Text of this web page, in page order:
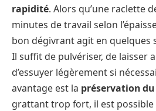
rapidité. Alors qu’une raclette
minutes de travail selon
bon dégivrant agit en quelques
Il suffit de pulvériser, de laisser
d’essuyer légèrement si
avantage est la préservation
grattant trop fort, il est possible